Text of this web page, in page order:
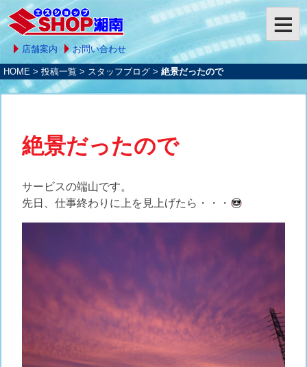
店舗案内 お問い合わせ
HOME > 投稿一覧 > スタッフブログ > 絶景だったので
絶景だったので
サービスの端山です。
先日、仕事終わりに上を見上げたら・・・